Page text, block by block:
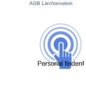
AGB Liechtenstein